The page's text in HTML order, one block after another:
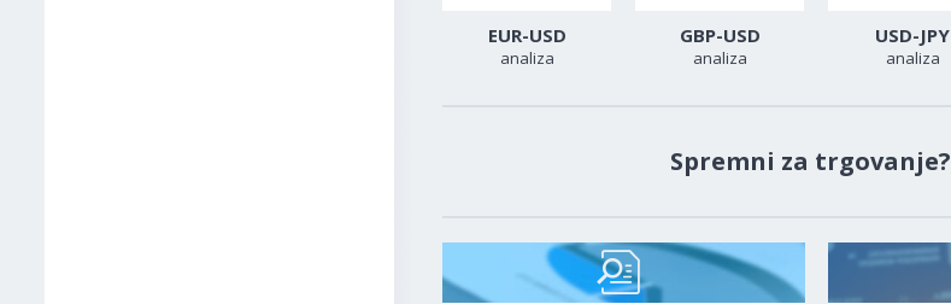
EUR-USD
analiza
GBP-USD
analiza
USD-JPY
analiza
Spremni za trgovanje?